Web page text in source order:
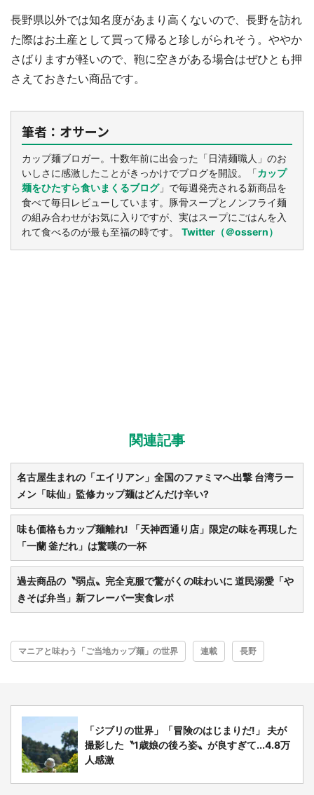
長野県以外では知名度があまり高くないので、長野を訪れ
た際はお土産として買って帰ると珍しがられそう。ややか
さばりますが軽いので、鞄に空きがある場合はぜひとも押
さえておきたい商品です。
筆者：オサーン
カップ麺ブロガー。十数年前に出会った「日清麺職人」のお
いしさに感激したことがきっかけでブログを開設。「カップ
麺をひたすら食いまくるブログ」で毎週発売される新商品を
食べて毎日レビューしています。豚骨スープとノンフライ麺
の組み合わせがお気に入りですが、実はスープにごはんを入
れて食べるのが最も至福の時です。 Twitter（＠ossern）
関連記事
名古屋生まれの「エイリアン」全国のファミマへ出撃 台湾ラー
メン「味仙」監修カップ麺はどんだけ辛い?
味も価格もカップ麺離れ! 「天神西通り店」限定の味を再現した
「一蘭 釜だれ」は驚嘆の一杯
過去商品の〝弱点〟完全克服で驚がくの味わいに 道民溺愛「や
きそば弁当」新フレーバー実食レポ
マニアと味わう「ご当地カップ麺」の世界 連載 長野
「ジブリの世界」「冒険のはじまりだ!」 夫が
撮影した〝1歳娘の後ろ姿〟が良すぎて...4.8万
人感激